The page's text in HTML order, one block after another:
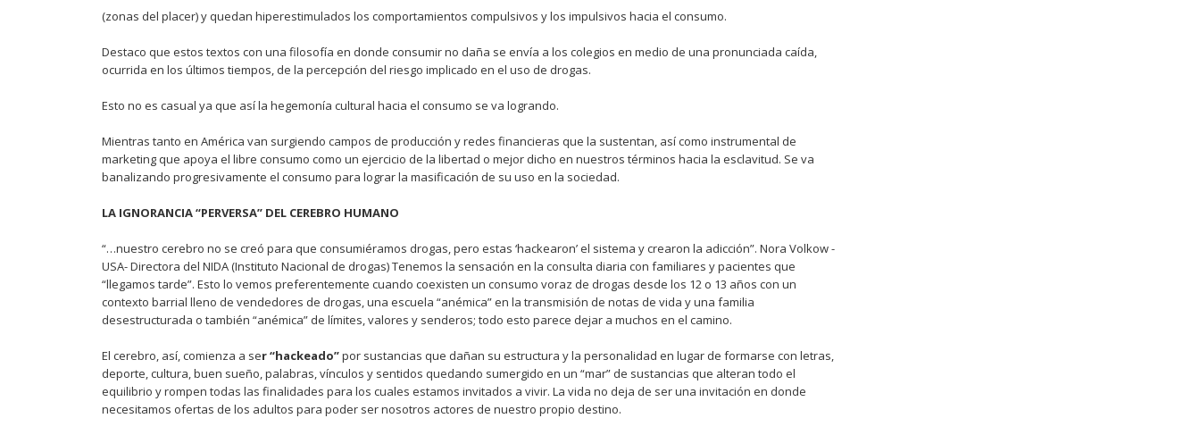
(zonas del placer) y quedan hiperestimulados los comportamientos compulsivos y los impulsivos hacia el consumo.
Destaco que estos textos con una filosofía en donde consumir no daña se envía a los colegios en medio de una pronunciada caída,
ocurrida en los últimos tiempos, de la percepción del riesgo implicado en el uso de drogas.
Esto no es casual ya que así la hegemonía cultural hacia el consumo se va logrando.
Mientras tanto en América van surgiendo campos de producción y redes financieras que la sustentan, así como instrumental de
marketing que apoya el libre consumo como un ejercicio de la libertad o mejor dicho en nuestros términos hacia la esclavitud. Se va
banalizando progresivamente el consumo para lograr la masificación de su uso en la sociedad.
LA IGNORANCIA “PERVERSA” DEL CEREBRO HUMANO
“…nuestro cerebro no se creó para que consumiéramos drogas, pero estas ‘hackearon’ el sistema y crearon la adicción”. Nora Volkow -
USA- Directora del NIDA (Instituto Nacional de drogas) Tenemos la sensación en la consulta diaria con familiares y pacientes que
“llegamos tarde”. Esto lo vemos preferentemente cuando coexisten un consumo voraz de drogas desde los 12 o 13 años con un
contexto barrial lleno de vendedores de drogas, una escuela “anémica” en la transmisión de notas de vida y una familia
desestructurada o también “anémica” de límites, valores y senderos; todo esto parece dejar a muchos en el camino.
El cerebro, así, comienza a ser “hackeado”por sustancias que dañan su estructura y la personalidad en lugar de formarse con letras,
deporte, cultura, buen sueño, palabras, vínculos y sentidos quedando sumergido en un “mar” de sustancias que alteran todo el
equilibrio y rompen todas las finalidades para los cuales estamos invitados a vivir. La vida no deja de ser una invitación en donde
necesitamos ofertas de los adultos para poder ser nosotros actores de nuestro propio destino.